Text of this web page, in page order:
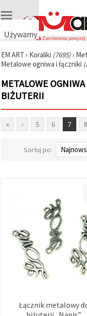
Używamy
cookie
🍪
plików
cookie i
podobnych
technologii,
aby
zapewnić
prawidłowe
internetowej,
korzystania
bardziej
trafne treści
reklamy,
również
analitycznych
Zamówienia powyżej
EM ART › Koraliki (7695)›
Metalowe ogniwa i łączniki
METALOWE
BIŻUTERII
« ‹ 5 6 7 8
Sortuj po:
Łącznik metalowy